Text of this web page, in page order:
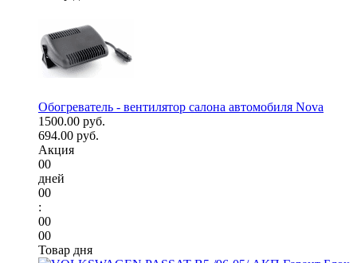
Обогреватель - вентилятор салона автомобиля Nova
1500.00 руб.
694.00 руб.
Акция
00
дней
00
:
00
00
Товар дня